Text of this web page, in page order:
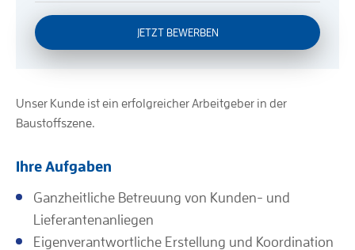
JETZT BEWERBEN
Unser Kunde ist ein erfolgreicher Arbeitgeber in der
Baustoffszene.
Ihre Aufgaben
Ganzheitliche Betreuung von Kunden- und
Lieferantenanliegen
Eigenverantwortliche Erstellung und Koordination